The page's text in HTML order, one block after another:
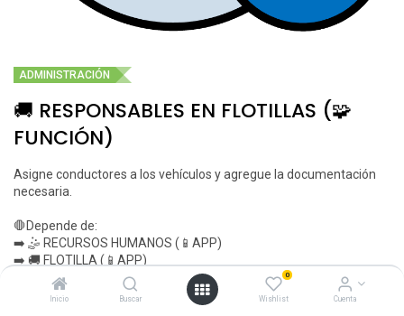
Inicio Buscar
0
Wishlist Cuenta
ADMINISTRACIÓN
🚚 RESPONSABLES EN FLOTILLAS (🧩
FUNCIÓN)
Asigne conductores a los vehículos y agregue la documentación
necesaria.
🛑Depende de:
➡️ 🤹 RECURSOS HUMANOS (📱APP)
➡️ 🚚 FLOTILLA (📱APP)
14.99